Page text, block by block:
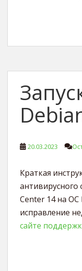
20.03.2023
Краткая
антивирусного
Center 14 на
исправление
сайте